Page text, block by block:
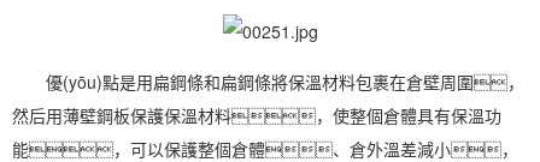
優(yōu)點是用扁鋼條和扁鋼條將保溫材料包裹在倉壁周圍，
然后用薄壁鋼板保護保溫材料，使整個倉體具有保溫功
能，可以保護整個倉體、倉外溫差減小，